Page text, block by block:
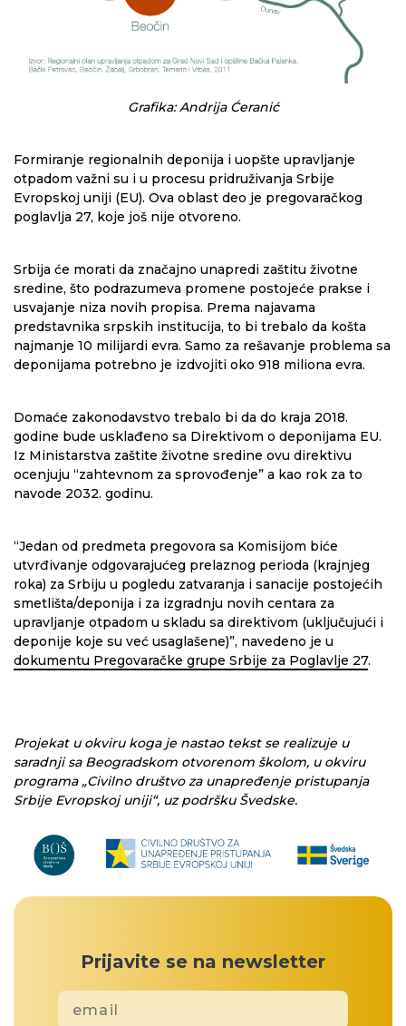
Grafika: Andrija Ćeranić
Formiranje regionalnih deponija i uopšte upravljanje
otpadom važni su i u procesu pridruživanja Srbije
Evropskoj uniji (EU). Ova oblast deo je pregovaračkog
poglavlja 27, koje još nije otvoreno.
Srbija će morati da značajno unapredi zaštitu životne
sredine, što podrazumeva promene postojeće prakse i
usvajanje niza novih propisa. Prema najavama
predstavnika srpskih institucija, to bi trebalo da košta
najmanje 10 milijardi evra. Samo za rešavanje problema sa
deponijama potrebno je izdvojiti oko 918 miliona evra.
Domaće zakonodavstvo trebalo bi da do kraja 2018.
godine bude usklađeno sa Direktivom o deponijama EU.
Iz Ministarstva zaštite životne sredine ovu direktivu
ocenjuju “zahtevnom za sprovođenje” a kao rok za to
navode 2032. godinu.
“Jedan od predmeta pregovora sa Komisijom biće
utvrđivanje odgovarajućeg prelaznog perioda (krajnjeg
roka) za Srbiju u pogledu zatvaranja i sanacije postojećih
smetlišta/deponija i za izgradnju novih centara za
upravljanje otpadom u skladu sa direktivom (uključujući i
deponije koje su već usaglašene)”, navedeno je u
dokumentu Pregovaračke grupe Srbije za Poglavlje 27.
Projekat u okviru koga je nastao tekst se realizuje u
saradnji sa Beogradskom otvorenom školom, u okviru
programa „Civilno društvo za unapređenje pristupanja
Srbije Evropskoj uniji“, uz podršku Švedske.
Prijavite se na newsletter